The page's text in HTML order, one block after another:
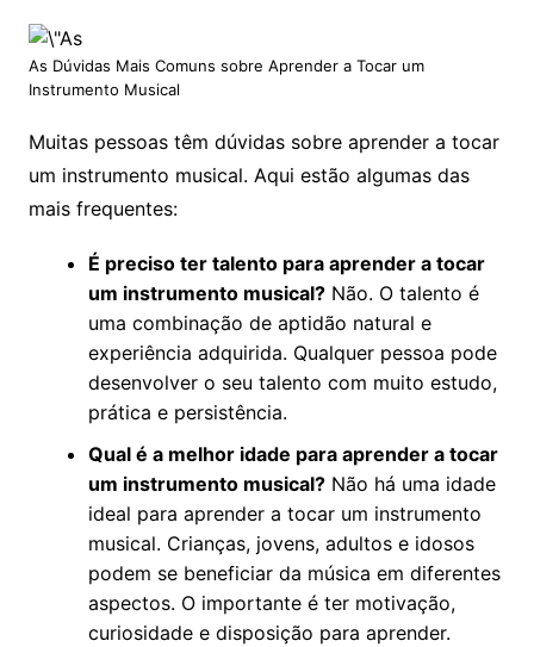
As Dúvidas Mais Comuns sobre Aprender a Tocar um
Instrumento Musical
Muitas pessoas têm dúvidas sobre aprender a tocar
um instrumento musical. Aqui estão algumas das
mais frequentes:
É preciso ter talento para aprender a tocar
um instrumento musical?Não. O talento é
uma combinação de aptidão natural e
experiência adquirida. Qualquer pessoa pode
desenvolver o seu talento com muito estudo,
prática e persistência.
Qual é a melhor idade para aprender a tocar
um instrumento musical?Não há uma idade
ideal para aprender a tocar um instrumento
musical. Crianças, jovens, adultos e idosos
podem se beneficiar da música em diferentes
aspectos. O importante é ter motivação,
curiosidade e disposição para aprender.